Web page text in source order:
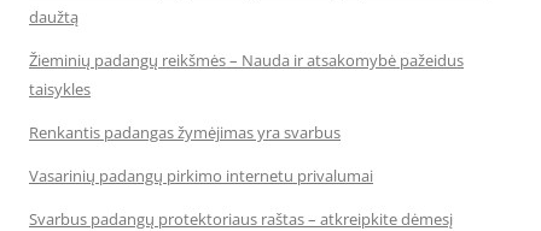
daužtą
Žieminių padangų reikšmės – Nauda ir atsakomybė pažeidus
taisykles
Renkantis padangas žymėjimas yra svarbus
Vasarinių padangų pirkimo internetu privalumai
Svarbus padangų protektoriaus raštas – atkreipkite dėmesį